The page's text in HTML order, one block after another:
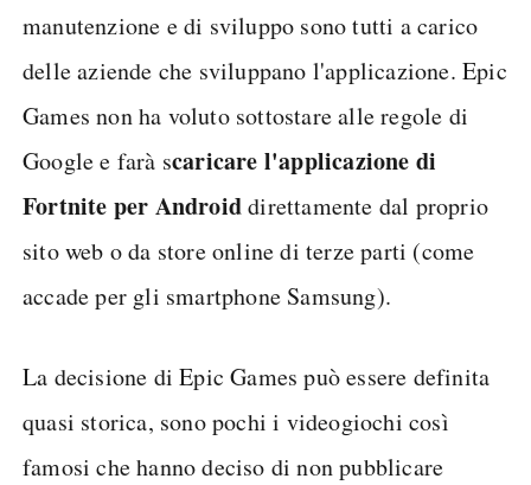
manutenzione e di sviluppo sono tutti a carico
delle aziende che sviluppano l'applicazione. Epic
Games non ha voluto sottostare alle regole di
Google e farà scaricare l'applicazione di
Fortnite per Androiddirettamente dal proprio
sito web o da store online di terze parti (come
accade per gli smartphone Samsung).
La decisione di Epic Games può essere definita
quasi storica, sono pochi i videogiochi così
famosi che hanno deciso di non pubblicare